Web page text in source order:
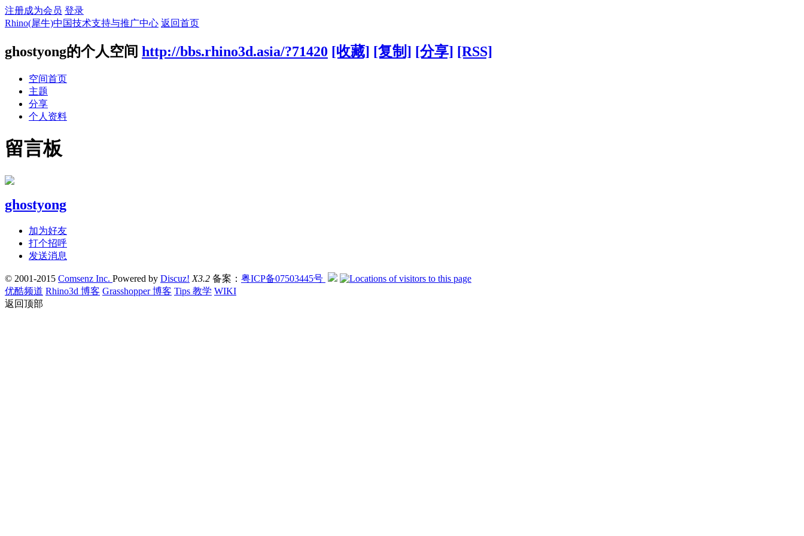
注册成为会员 登录
Rhino(犀牛)中国技术支持与推广中心 返回首页
ghostyong的个人空间 http://bbs.rhino3d.asia/?71420 [收藏] [复制] [分享] [RSS]
空间首页
主题
分享
个人资料
留言板
ghostyong
加为好友
打个招呼
发送消息
© 2001-2015 Comsenz Inc. Powered by Discuz! X3.2 备案： 粤ICP备07503445号
优酷频道 Rhino3d 博客 Grasshopper 博客 Tips 教学 WIKI
返回顶部